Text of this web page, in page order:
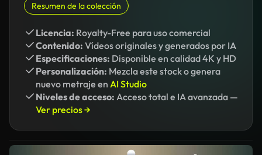
Resumen de la colección
Licencia: Royalty-Free para uso comercial
Contenido: Vídeos originales y generados por IA
Especificaciones: Disponible en calidad 4K y HD
Personalización: Mezcla este stock o genera
nuevo metraje en AI Studio
Niveles de acceso: Acceso total e IA avanzada —
Ver precios →